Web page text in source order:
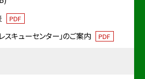
PDF
スキューセンター」のご案内 PDF